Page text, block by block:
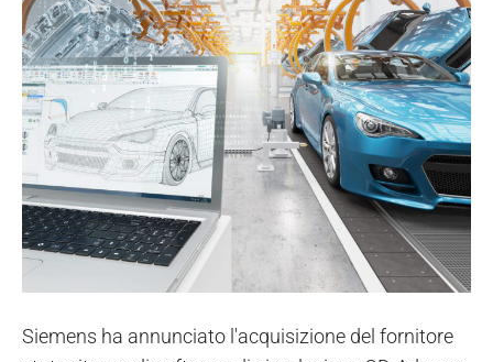
Siemens ha annunciato l'acquisizione del fornitore